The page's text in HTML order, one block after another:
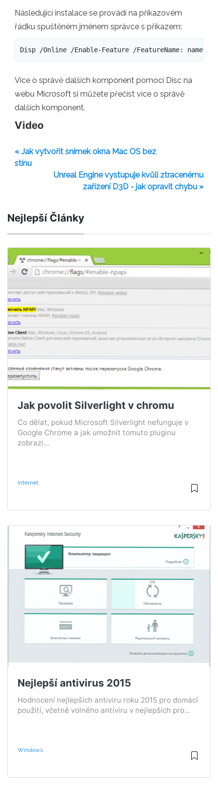
Následující instalace se provádí na příkazovém
řádku spuštěném jménem správce s příkazem:
Disp /Online /Enable-Feature /FeatureName:
Více o správě dalších komponent pomocí Disc na
webu Microsoft si můžete přečíst více o správě
dalších komponent.
Video
« Jak vytvořit snímek okna Mac OS bez
stínu
Unreal Engine vystupuje kvůli ztracenému
zařízení D3D - jak opravit chybu »
Nejlepší Články
Jak povolit Silverlight v chromu
Co dělat, pokud Microsoft Silverlight nefunguje v
Google Chrome a jak umožnit tomuto pluginu
zobrazi...
Internet
Nejlepší antivirus 2015
Hodnocení nejlepších antiviru roku 2015 pro domácí
použití, včetně volného antiviru v nejlepších pro...
Windows